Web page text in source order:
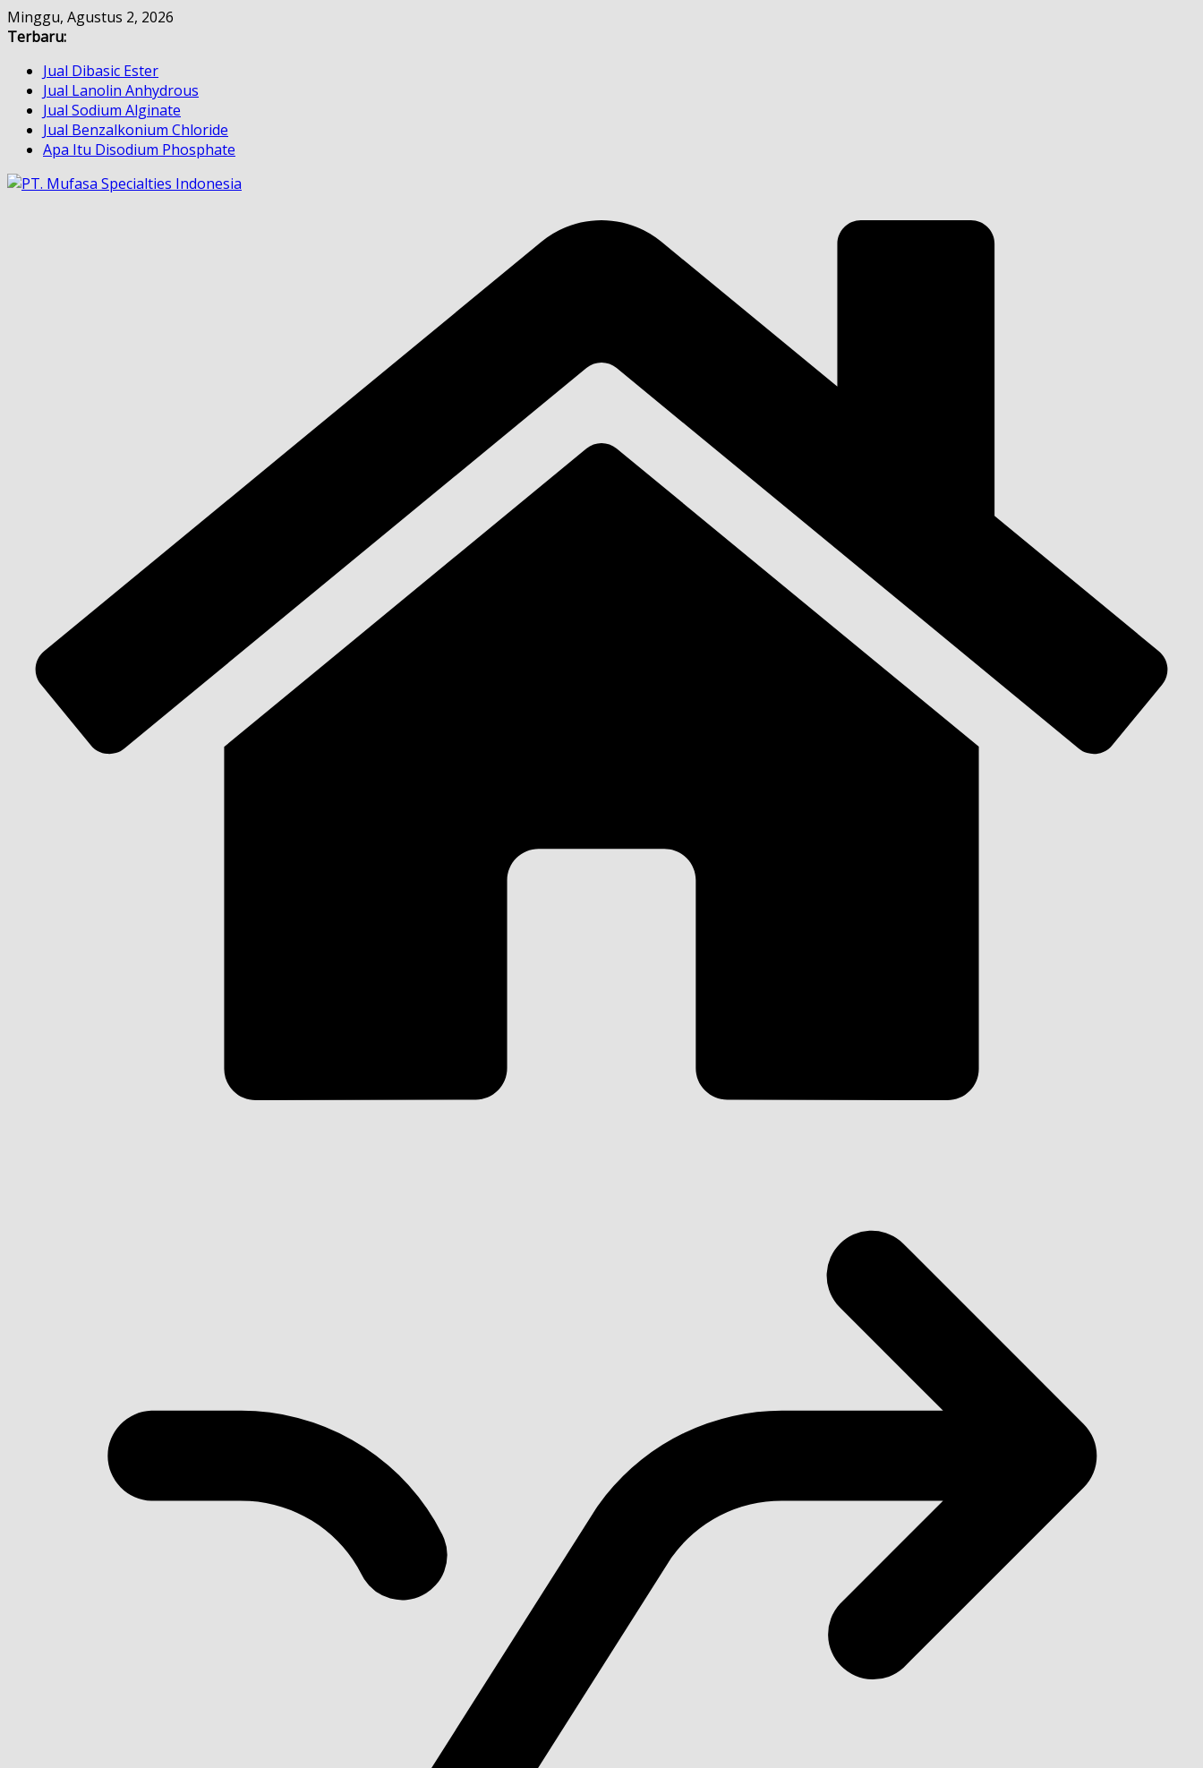
Skip
to
Minggu, Agustus 2, 2026
Terbaru:
Jual Dibasic Ester
Jual Lanolin Anhydrous
Jual Sodium Alginate
Jual Benzalkonium Chloride
Apa Itu Disodium Phosphate